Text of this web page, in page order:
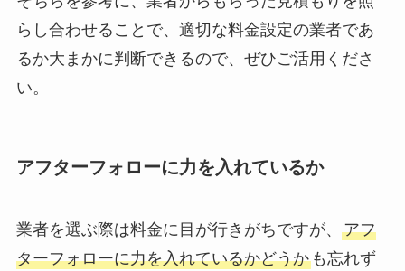
らし合わせることで、適切な料金設定の業者であ
るか大まかに判断できるので、ぜひご活用くださ
い。
アフターフォローに力を入れているか
業者を選ぶ際は料金に目が行きがちですが、 アフ
ターフォローに力を入れているかどうかも忘れず